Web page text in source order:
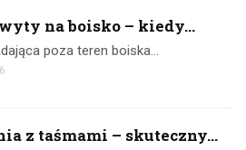
na boisko – kiedy...
poza teren boiska…
z taśmami – skuteczny...